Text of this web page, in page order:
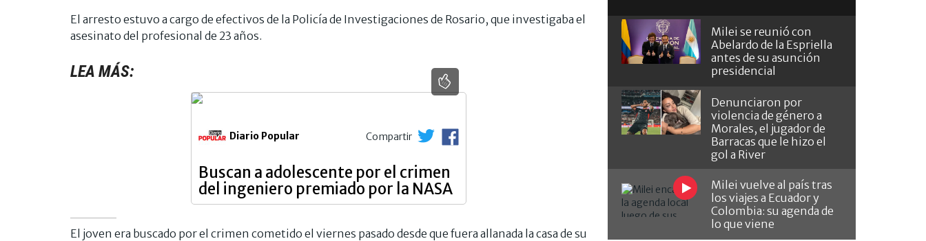
El arresto estuvo a cargo de efectivos de la Policía de Investigaciones de Rosario, que investigaba el
asesinato del profesional de 23 años.
LEA MÁS:
Diario Popular Compartir
Buscan a adolescente por el crimen
del ingeniero premiado por la NASA
El joven era buscado por el crimen cometido el viernes pasado desde que fuera allanada la casa de su
Milei se reunió con
Abelardo de la Espriella
antes de su asunción
presidencial
Denunciaron por
violencia de género a
Morales, el jugador de
Barracas que le hizo el
gol a River
Milei vuelve al país tras
los viajes a Ecuador y
Colombia: su agenda de
lo que viene